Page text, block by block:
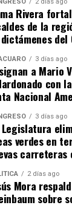
nuevos
de
22
En
Rivera
de la
del
3 días ago
a Mario
con
Nacional
3 días ago
verdes en
carreteras
2 días ago
Mora
sobre